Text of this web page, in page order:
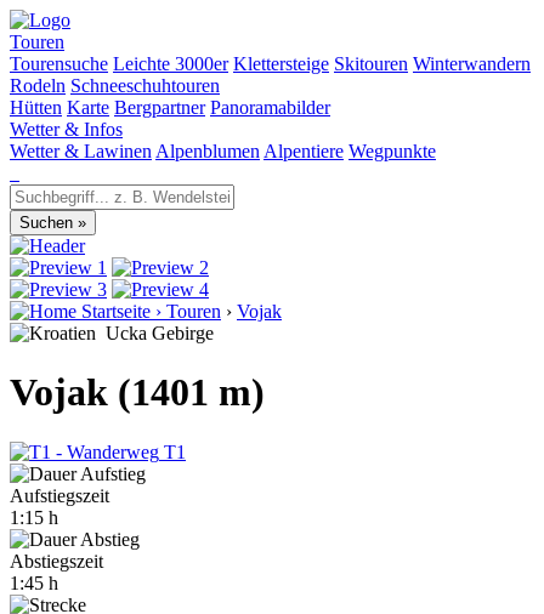
Touren
Tourensuche Leichte 3000er Klettersteige Skitouren Winterwandern
Rodeln Schneeschuhtouren
Hütten Karte Bergpartner Panoramabilder
Wetter & Infos
Wetter & Lawinen Alpenblumen Alpentiere Wegpunkte
Startseite › Touren › Vojak
Ucka Gebirge
Vojak (1401 m)
T1
Aufstiegszeit
1:15 h
Abstiegszeit
1:45 h